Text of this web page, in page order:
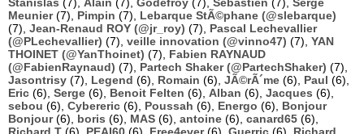
Meunier(7), Pimpin (7), Lebarque StÃ©phane (@slebarque)
(7), Jean-Renaud ROY (@jr_roy) (7), Pascal Lechevallier
(@PLechevallier) (7), veille innovation (@vinno47) (7), YAN
THOINET (@YanThoinet) (7), Fabien RAYNAUD
(@FabienRaynaud) (7), Partech Shaker (@PartechShaker) (7),
Jasontrisy (7), Legend (6), Romain (6), JÃ©rÃ´me (6), Paul (6),
Eric (6), Serge (6), Benoit Felten (6), Alban (6), Jacques (6),
sebou (6), Cybereric (6), Poussah (6), Energo (6), Bonjour
Bonjour(6), boris (6), MAS (6), antoine (6), canard65 (6),